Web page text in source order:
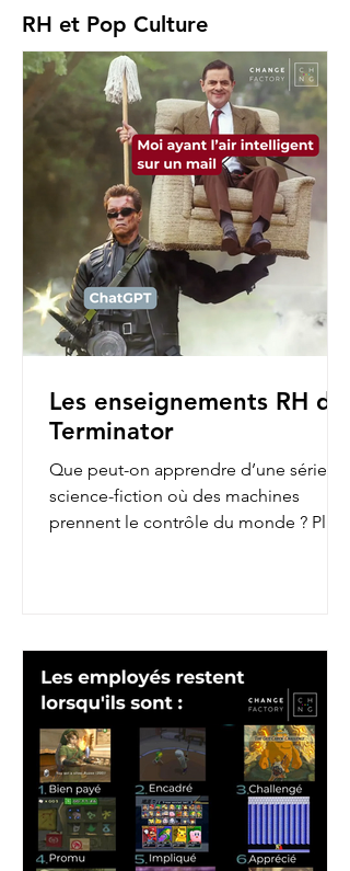
RH et Pop Culture
Les enseignements RH de
Terminator
Que peut-on apprendre d’une série de
science-fiction où des machines
prennent le contrôle du monde ? Plus